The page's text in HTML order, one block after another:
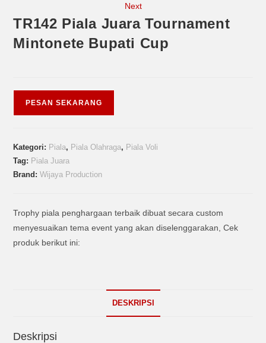
Next
TR142 Piala Juara Tournament
Mintonete Bupati Cup
PESAN SEKARANG
Kategori: Piala, Piala Olahraga, Piala Voli
Tag: Piala Juara
Brand:Wijaya Production
Trophy piala penghargaan terbaik dibuat secara custom
menyesuaikan tema event yang akan diselenggarakan, Cek
produk berikut ini:
DESKRIPSI
Deskripsi